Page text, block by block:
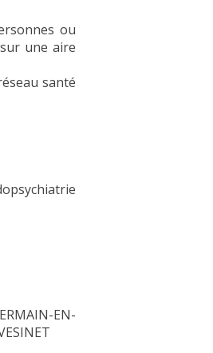
ou
une aire
santé
EN-